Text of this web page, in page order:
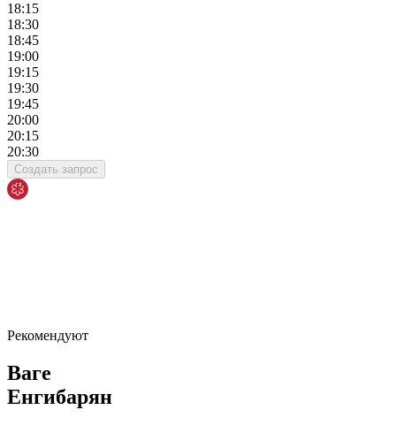
18:15
18:30
18:45
19:00
19:15
19:30
19:45
20:00
20:15
20:30
Создать запрос
Рекомендуют
Ваге
Енгибарян